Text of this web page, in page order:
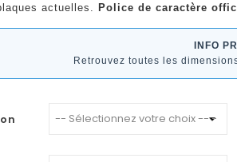
actuelles.
Police de caractère
INFO
Retrouvez toutes les